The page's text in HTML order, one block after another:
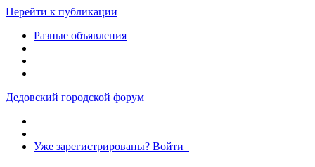
Перейти к публикации
Разные объявления
Дедовский городской форум
Уже зарегистрированы? Войти